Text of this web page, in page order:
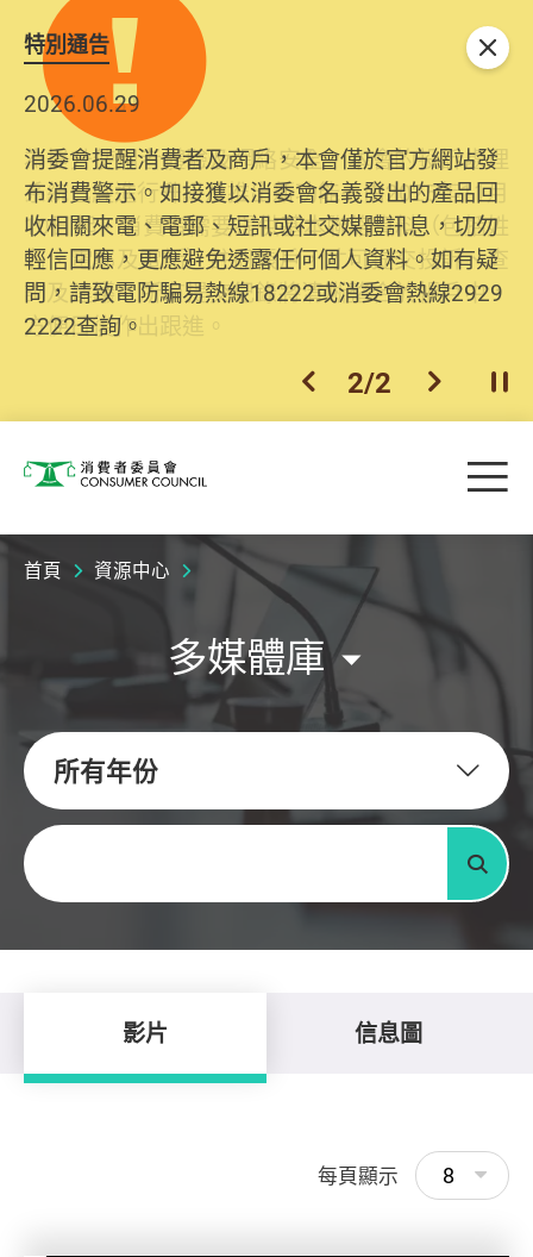
特別通告
2026.06.29
消委會提醒消費者及商戶，本會僅於官方網站發
布消費警示。如接獲以消委會名義發出的產品回
收相關來電、電郵、短訊或社交媒體訊息，切勿
輕信回應，更應避免透露任何個人資料。如有疑
問，請致電防騙易熱線18222或消委會熱線2929
2222查詢。
2025.10.31
為提升使用者體驗及網絡安全，本會的投訴處理
系統已經進行升級及推出新功能。由2025年11月
10日起，消費者需要提供基本聯絡資料（包括姓
名、電郵及電話）註冊帳戶，才可提交投訴、查
詢及建議。所有提交紀錄將清晰整合於帳戶中，
方便日後作出跟進。
上一個
2/2 下一個開
關閉
消費者委員會 目
首頁 資源中心
多媒體庫
所有年份
關鍵字
搜尋
影片 信息圖
每頁顯示 8